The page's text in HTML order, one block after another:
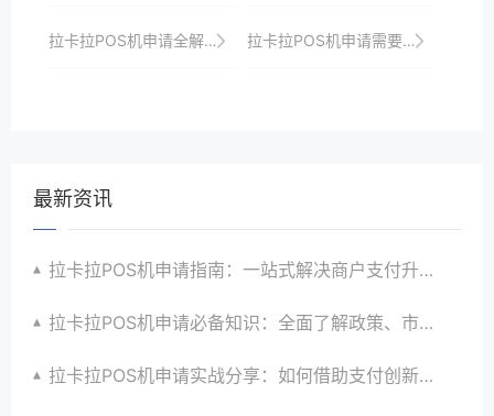
拉卡拉POS机申请全解析：让你的生意更顺畅 拉卡拉POS机申请需要哪些资质？详细清单
最新资讯
拉卡拉POS机申请指南：一站式解决商户支付升级、智能化与创新需求
拉卡拉POS机申请必备知识：全面了解政策、市场、技术与创新趋势
拉卡拉POS机申请实战分享：如何借助支付创新技术提升商户运营效益与效率